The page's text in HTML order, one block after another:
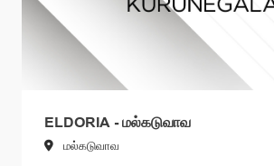
ELDORIA - மல்கடுவாவ
மல்கடுவாவ